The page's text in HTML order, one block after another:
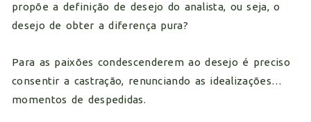
propõe a definição de desejo do analista, ou seja, o
desejo de obter a diferença pura?
Para as paixões condescenderem ao desejo é preciso
consentir a castração, renunciando as idealizações…
momentos de despedidas.